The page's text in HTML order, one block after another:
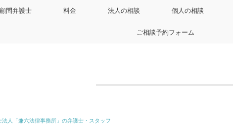
顧問弁護士 料金 法人の相談 個人の相談
ご相談予約フォーム
人「兼六法律事務所」の弁護士・スタッフ